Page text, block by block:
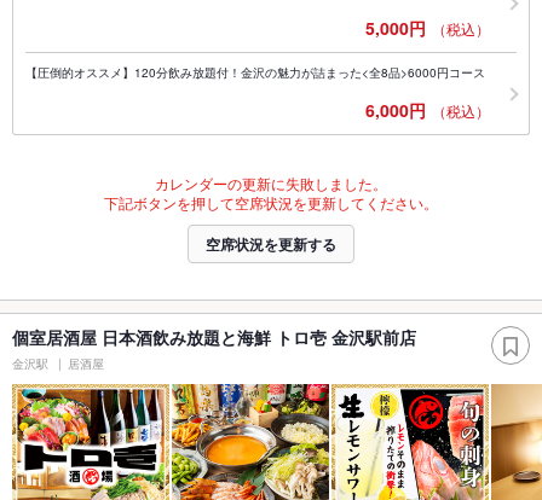
5,000円 （税込）
【圧倒的オススメ】120分飲み放題付！金沢の魅力が詰まった<全8品>6000円コース
6,000円 （税込）
カレンダーの更新に失敗しました。
下記ボタンを押して空席状況を更新してください。
空席状況を更新する
個室居酒屋 日本酒飲み放題と海鮮 トロ壱 金沢駅前店
金沢駅 居酒屋